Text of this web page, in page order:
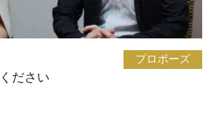
プロポーズ
ださい